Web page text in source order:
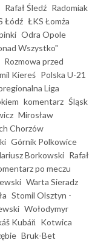
Rafał Śledź Radomiak
Łódź ŁKS Łomża
Odra Opole
Wszystko"
Rozmowa przed
Kiereś Polska U-21
Liga
komentarz Śląsk
Mirosław
Chorzów
Górnik Polkowice
Borkowski Rafał
po meczu
Warta Sieradz
Stomil Olsztyn -
Wołodymyr
Kubáň Kotwica
Bruk-Bet